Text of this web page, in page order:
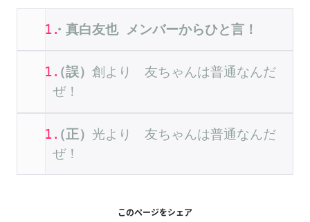
・真白友也 メンバーからひと言！
（誤）創より　友ちゃんは普通なんだ
ぜ！
（正） 光より　友ちゃんは普通なんだ
ぜ！
このページをシェア